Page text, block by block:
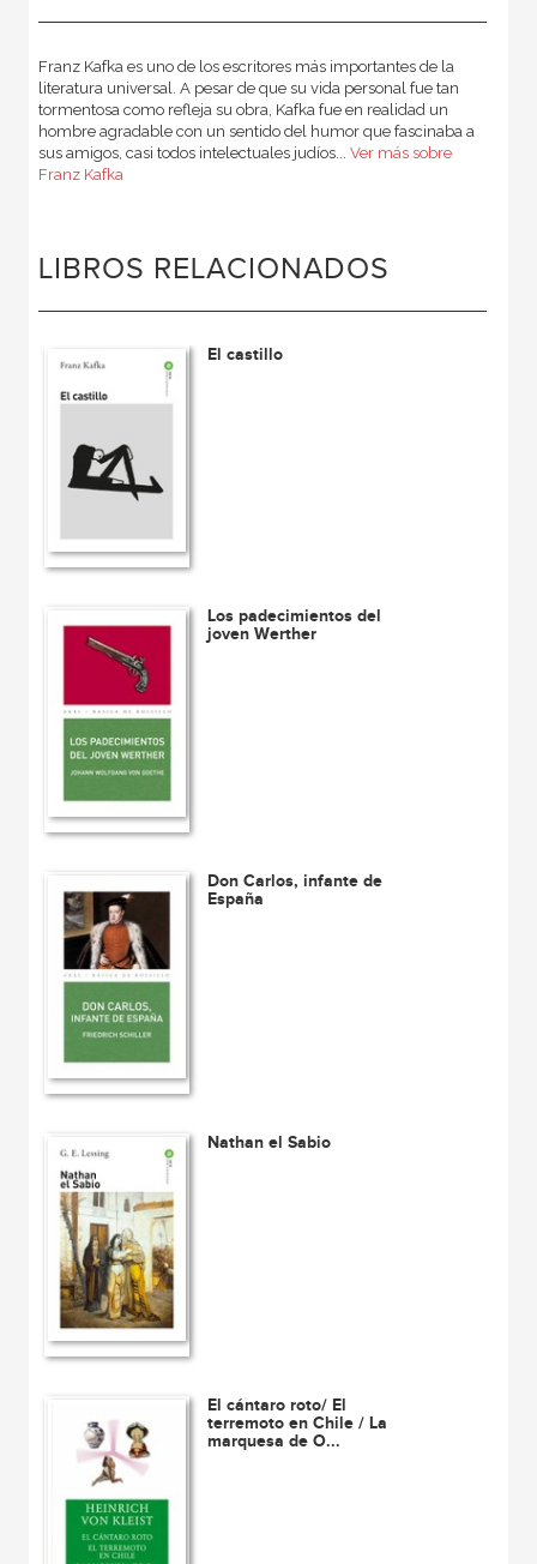
Franz Kafka es uno de los escritores más importantes de la
literatura universal. A pesar de que su vida personal fue tan
tormentosa como refleja su obra, Kafka fue en realidad un
hombre agradable con un sentido del humor que fascinaba a
sus amigos, casi todos intelectuales judíos... Ver más sobre
Franz Kafka
LIBROS RELACIONADOS
El castillo
Los padecimientos del
joven Werther
Don Carlos, infante de
España
Nathan el Sabio
El cántaro roto/ El
terremoto en Chile / La
marquesa de O...